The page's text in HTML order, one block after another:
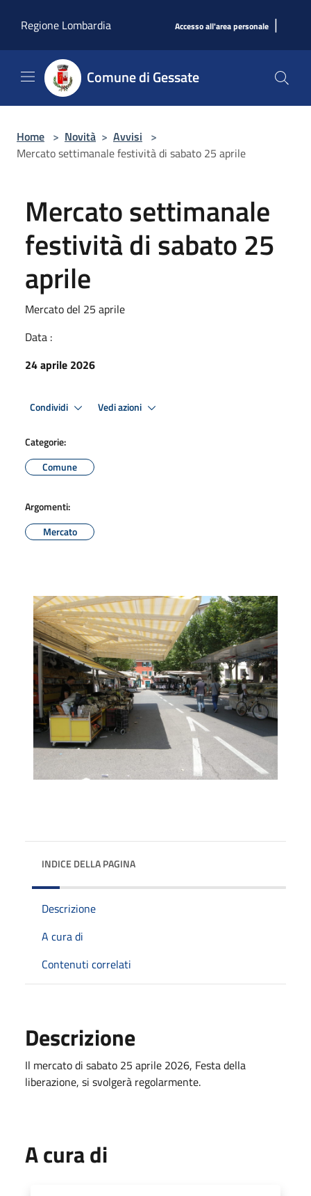
Regione Lombardia
Accesso all'area personale |
Comune di Gessate
Home > Novità > Avvisi >
Mercato settimanale festività di sabato 25 aprile
Mercato settimanale
festività di sabato 25
aprile
Mercato del 25 aprile
Data :
24 aprile 2026
Condividi Vedi azioni
Categorie:
Comune
Argomenti:
Mercato
INDICE DELLA PAGINA
Descrizione
A cura di
Contenuti correlati
Descrizione
Il mercato di sabato 25 aprile 2026, Festa della
liberazione, si svolgerà regolarmente.
A cura di